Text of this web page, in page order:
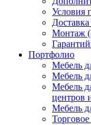
Условия
Доставка
Монтаж
Портфолио
Мебель
Мебель
Мебель
центров
Мебель